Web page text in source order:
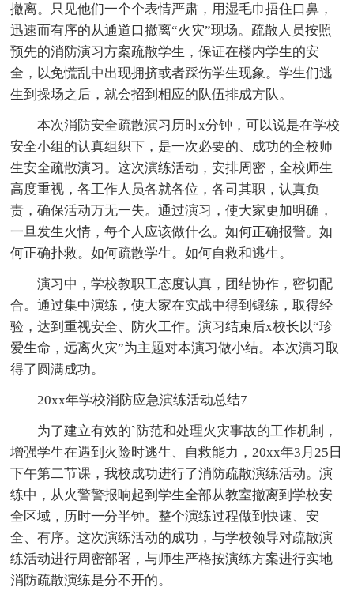
撤离。只见他们一个个表情严肃，用湿毛巾捂住口鼻，
迅速而有序的从通道口撤离“火灾”现场。疏散人员按照
预先的消防演习方案疏散学生，保证在楼内学生的安
全，以免慌乱中出现拥挤或者踩伤学生现象。学生们逃
生到操场之后，就会招到相应的队伍排成方队。
本次消防安全疏散演习历时x分钟，可以说是在学校
安全小组的认真组织下，是一次必要的、成功的全校师
生安全疏散演习。这次演练活动，安排周密，全校师生
高度重视，各工作人员各就各位，各司其职，认真负
责，确保活动万无一失。通过演习，使大家更加明确，
一旦发生火情，每个人应该做什么。如何正确报警。如
何正确扑救。如何疏散学生。如何自救和逃生。
演习中，学校教职工态度认真，团结协作，密切配
合。通过集中演练，使大家在实战中得到锻练，取得经
验，达到重视安全、防火工作。演习结束后x校长以“珍
爱生命，远离火灾”为主题对本演习做小结。本次演习取
得了圆满成功。
20xx年学校消防应急演练活动总结7
为了建立有效的`防范和处理火灾事故的工作机制，
增强学生在遇到火险时逃生、自救能力，20xx年3月25日
下午第二节课，我校成功进行了消防疏散演练活动。演
练中，从火警警报响起到学生全部从教室撤离到学校安
全区域，历时一分半钟。整个演练过程做到快速、安
全、有序。这次演练活动的成功，与学校领导对疏散演
练活动进行周密部署，与师生严格按演练方案进行实地
消防疏散演练是分不开的。